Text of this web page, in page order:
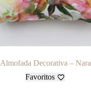
Almofada Decorativa – Nara
Favoritos